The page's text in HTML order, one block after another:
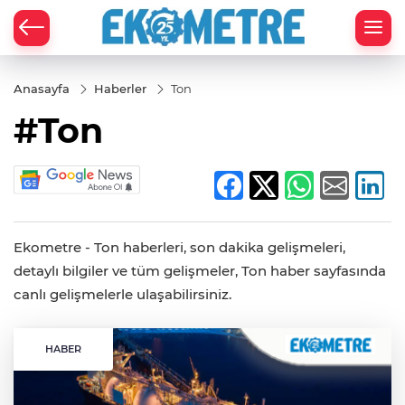
Anasayfa Haberler Ton
#Ton
Ekometre - Ton haberleri, son dakika gelişmeleri,
detaylı bilgiler ve tüm gelişmeler, Ton haber sayfasında
canlı gelişmelerle ulaşabilirsiniz.
HABER